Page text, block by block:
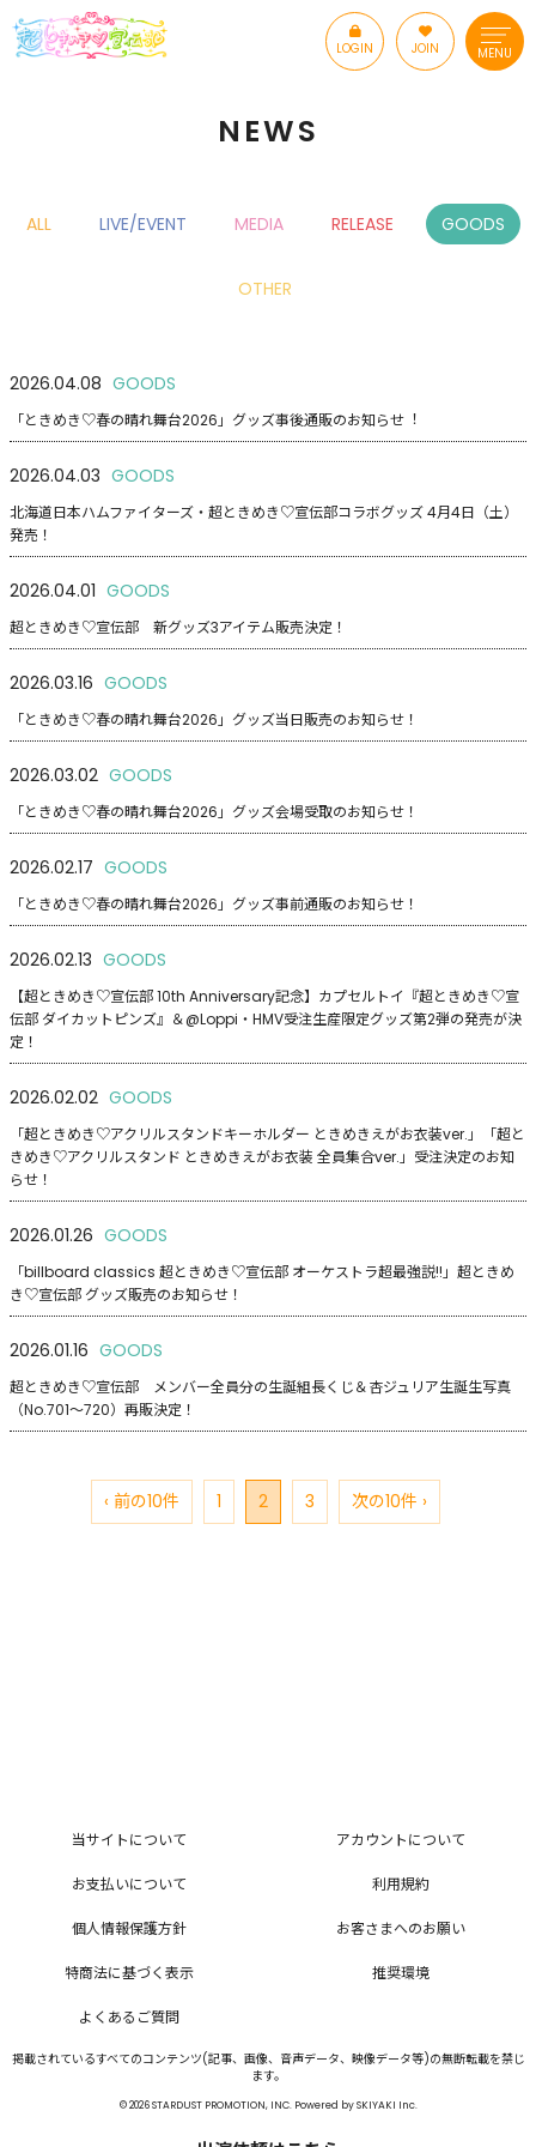
LOGIN JOIN MENU
NEWS
ALL LIVE/EVENT MEDIA RELEASE GOODS
OTHER
2026.04.08 GOODS
「ときめき♡春の晴れ舞台2026」グッズ事後通販のお知らせ︕
2026.04.03 GOODS
北海道日本ハムファイターズ・超ときめき♡宣伝部コラボグッズ 4月4日（土）
発売！
2026.04.01 GOODS
超ときめき♡宣伝部 新グッズ3アイテム販売決定！
2026.03.16 GOODS
「ときめき♡春の晴れ舞台2026」グッズ当日販売のお知らせ！
2026.03.02 GOODS
「ときめき♡春の晴れ舞台2026」グッズ会場受取のお知らせ！
2026.02.17 GOODS
「ときめき♡春の晴れ舞台2026」グッズ事前通販のお知らせ！
2026.02.13 GOODS
【超ときめき♡宣伝部 10th Anniversary記念】カプセルトイ『超ときめき♡宣
伝部 ダイカットピンズ』＆@Loppi・HMV受注生産限定グッズ第2弾の発売が決
定！
2026.02.02 GOODS
「超ときめき♡アクリルスタンドキーホルダー ときめきえがお衣装ver.」「超と
きめき♡アクリルスタンド ときめきえがお衣装 全員集合ver.」受注決定のお知
らせ！
2026.01.26 GOODS
「billboard classics 超ときめき♡宣伝部 オーケストラ超最強説!!」超ときめ
き♡宣伝部 グッズ販売のお知らせ！
2026.01.16 GOODS
超ときめき♡宣伝部 メンバー全員分の生誕組長くじ＆杏ジュリア生誕生写真
（No.701〜720）再販決定！
‹ 前の10件 1 2 3 次の10件 ›
当サイトについて アカウントについて
お支払いについて 利用規約
個人情報保護方針 お客さまへのお願い
特商法に基づく表示 推奨環境
よくあるご質問
掲載されているすべてのコンテンツ(記事、画像、音声データ、映像データ等)の無断転載を禁じ
ます。
© 2026 STARDUST PROMOTION, INC. Powered bySKIYAKI Inc.